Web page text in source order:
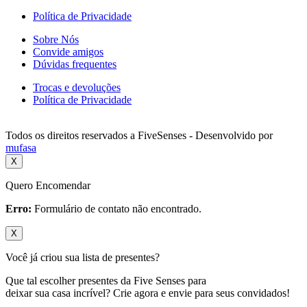
Política de Privacidade
Sobre Nós
Convide amigos
Dúvidas frequentes
Trocas e devoluções
Política de Privacidade
Todos os direitos reservados a FiveSenses - Desenvolvido por
mufasa
X
Quero Encomendar
Erro: Formulário de contato não encontrado.
X
Você já criou sua lista de presentes?
Que tal escolher presentes da Five Senses para
deixar sua casa incrível? Crie agora e envie para seus convidados!